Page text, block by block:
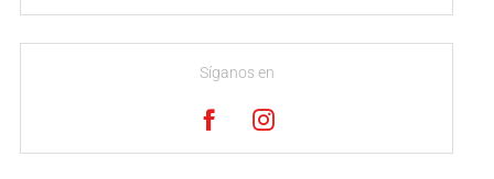
Síganos en